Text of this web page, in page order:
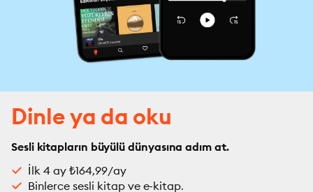
Dinle ya da oku
Sesli kitapların büyülü dünyasına adım at.
İlk 4 ay ₺164,99/ay
Binlerce sesli kitap ve e-kitap.